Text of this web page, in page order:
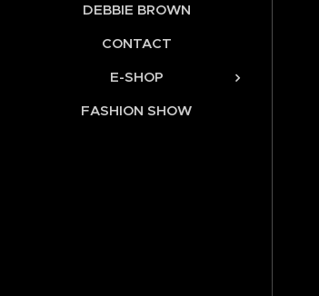
DEBBIE BROWN
CONTACT
E-SHOP
FASHION SHOW